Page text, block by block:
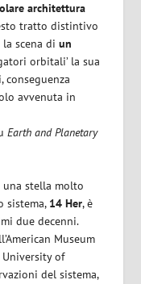
architettura
tratto distintivo
la scena diun
orbitali’ la sua
avvenuta in
Earth and Planetary
una stella molto
sistema, 14 Her, è
due decenni.
Museum
of
del sistema,